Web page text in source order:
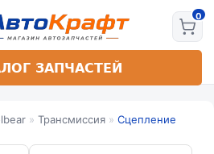
ЗАПЧАСТЕЙ
» Трансмиссия » Сцепление